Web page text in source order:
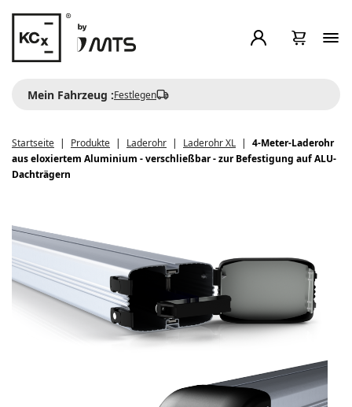
Mein Fahrzeug :Festlegen
Startseite Produkte Laderohr Laderohr XL
4-Meter-Laderohr
aus eloxiertem Aluminium - verschließbar - zur Befestigung auf ALU-
Dachträgern